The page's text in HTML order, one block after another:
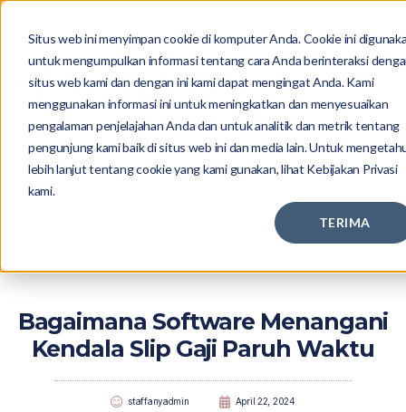
Situs web ini menyimpan cookie di komputer Anda. Cookie ini
untuk mengumpulkan informasi tentang cara Anda berinteraksi
situs web kami dan dengan ini kami dapat mengingat Anda. Kami
menggunakan informasi ini untuk meningkatkan dan menyesuaikan
pengalaman penjelajahan Anda dan untuk analitik dan metrik tentang
pengunjung kami baik di situs web ini dan media lain. Untuk
lebih lanjut tentang cookie yang kami gunakan, lihat Kebijakan Privasi
kami.
TERIMA
Bagaimana Software Menangani
Kendala Slip Gaji Paruh Waktu
staffanyadmin April 22, 2024